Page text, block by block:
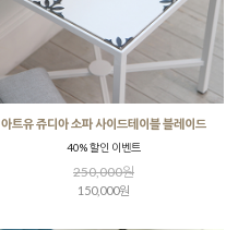
아트유 쥬디아 소파 사이드테이블 블레이드
40% 할인 이벤트
250,000원
150,000원